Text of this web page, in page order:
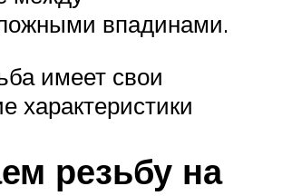
впадинами.
имеет свои
характеристики
резьбу на